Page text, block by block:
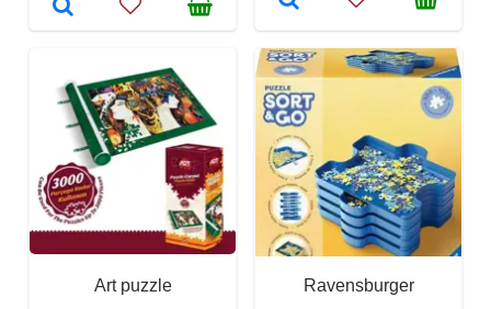
Art puzzle
Ravensburger